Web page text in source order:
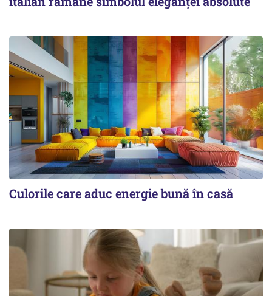
Culorile care aduc energie bună în casă